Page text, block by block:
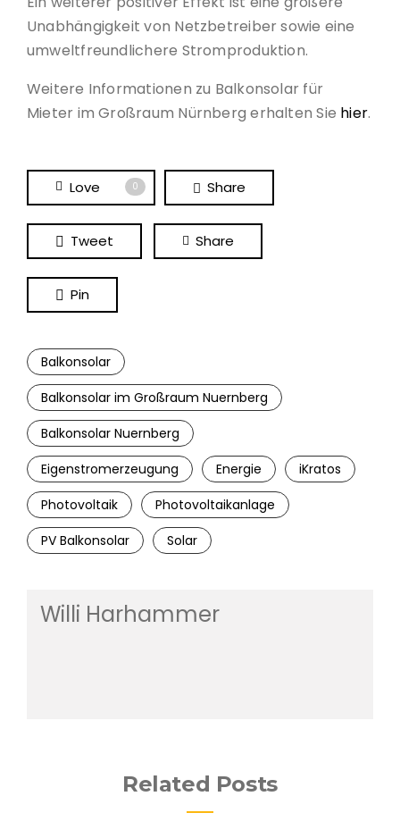
Unabhängigkeit von Netzbetreiber sowie eine
umweltfreundlichere Stromproduktion.
Weitere Informationen zu Balkonsolar für
Mieter im Großraum Nürnberg erhalten Sie hier.
Love 0 Share
Tweet Share
Pin
Balkonsolar
Balkonsolar im Großraum Nuernberg
Balkonsolar Nuernberg
Eigenstromerzeugung
Energie
iKratos
Photovoltaik
Photovoltaikanlage
PV Balkonsolar
Solar
Willi Harhammer
Related Posts